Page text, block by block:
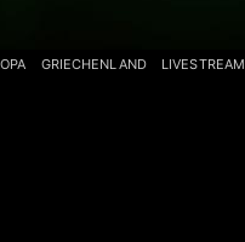
GRIECHENLAND LIVESTREAM